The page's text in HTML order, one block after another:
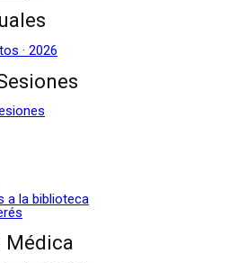
· 2026
a la biblioteca
Médica